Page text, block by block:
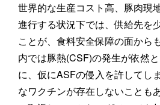
世界的な生産コスト高、豚肉現
進行する状況下では、供給先を
ことが、食料安全保障の面から
内では豚熱(CSF)の発生が依然
に、仮にASFの侵入を許してし
なワクチンが存在しないことも